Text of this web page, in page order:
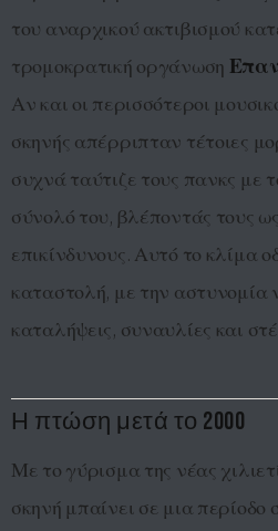
του αναρχικού ακτιβισμού
τρομοκρατική οργάνωση
Αν και οι περισσότεροι
σκηνής απέρριπταν τέτοιες
συχνά ταύτιζε τους πανκς με
σύνολό του, βλέποντάς τους
επικίνδυνους. Αυτό το κλίμα
καταστολή, με την αστυνομία
καταλήψεις, συναυλίες και
Η πτώση μετά το 2000
Με το γύρισμα της νέας
σκηνή μπαίνει σε μια περίοδο